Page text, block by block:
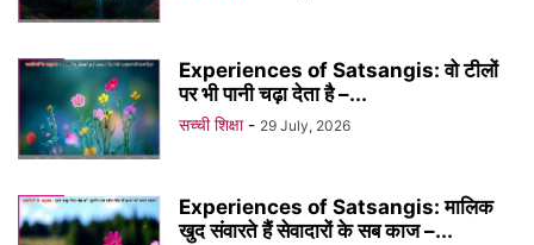
Experiences of Satsangis: वो टीलों
पर भी पानी चढ़ा देता है –...
सच्ची शिक्षा - 29 July, 2026
Experiences of Satsangis: मालिक
खुद संवारते हैं सेवादारों के सब काज –...